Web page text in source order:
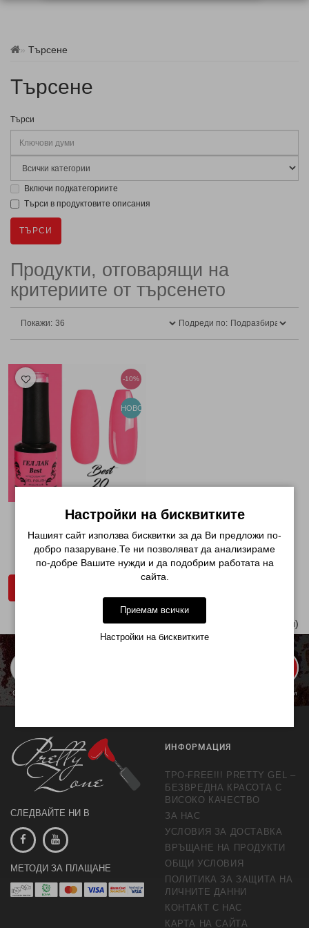
Търсене
Търсене
Търси
Включи подкатегориите
Търси в продуктовите описания
Продукти, отговарящи на
критериите от търсенето
Подреди по:
Покажи:
-10%
НОВО
ГЕЛ ЛАК BEST 20 НЕОНОВО
РОЗОВО...
€ 2.29 (4.48лв.)
€ 2.55 (4.99лв.)
Показани 1 от 1 | 1 (1 Страници)
С изпращането се съгласявате с обработката на личните данни с цел предлагане и
СЛЕДВАЙТЕ НИ В
МЕТОДИ ЗА ПЛАЩАНЕ
ИНФОРМАЦИЯ
TPO-FREE!!! PRETTY GEL –
БЕЗВРЕДНА КРАСОТА С
ВИСОКО КАЧЕСТВО
ЗА НАС
УСЛОВИЯ ЗА ДОСТАВКА
ВРЪЩАНЕ НА ПРОДУКТИ
ОБЩИ УСЛОВИЯ
ПОЛИТИКА ЗА ЗАЩИТА НА
ЛИЧНИТЕ ДАННИ
КОНТАКТ С НАС
КАРТА НА САЙТА
Настройки на бисквитките
Нашият сайт използва бисквитки за да Ви предложи по-
добро пазаруване.Те ни позволяват да анализираме
по-добре Вашите нужди и да подобрим работата на
сайта.
Приемам всички
Настройки на бисквитките